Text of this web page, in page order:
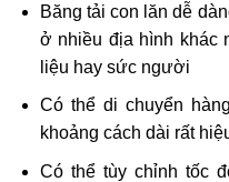
Băng tải con lăn dễ
ở nhiều địa hình khác
liệu hay sức người
Có thể di chuyển
khoảng cách dài rất
Có thể tùy chỉnh tốc